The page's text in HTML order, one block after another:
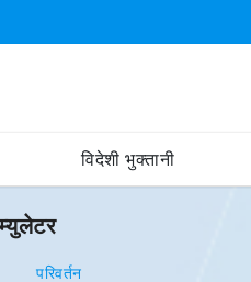
विदेशी भुक्तानी
परिवर्तन